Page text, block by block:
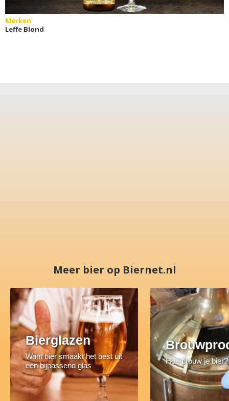
Merken
Leffe Blond
Meer bier op Biernet.nl
Bierglazen
Want bier smaakt het best uit
een bijpassend glas
Hoe brouw je bier?